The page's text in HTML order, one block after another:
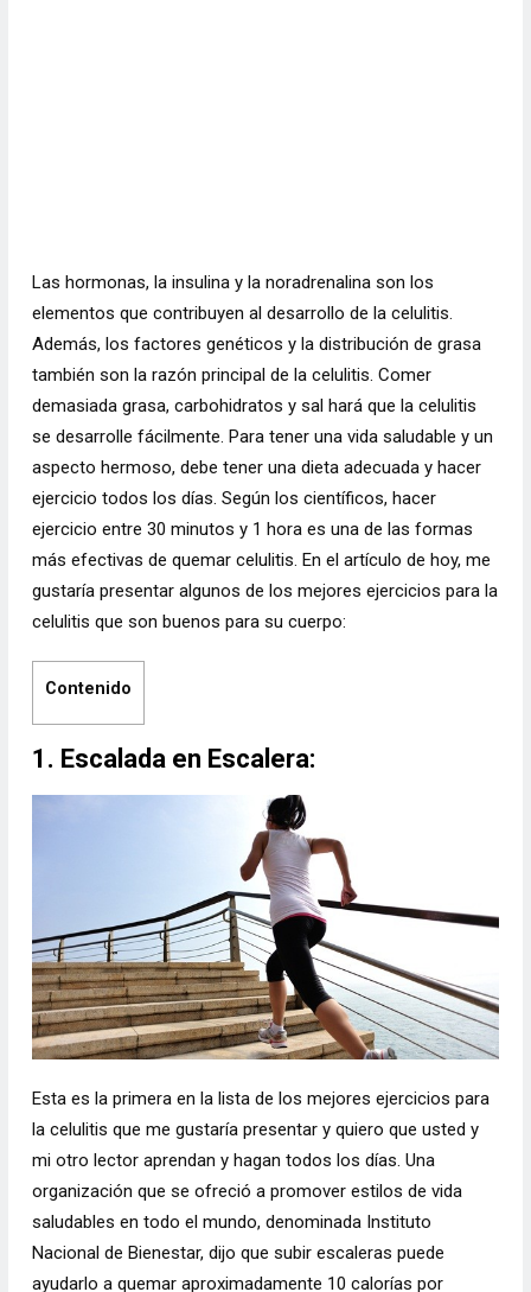
Las hormonas, la insulina y la noradrenalina son los
elementos que contribuyen al desarrollo de la celulitis.
Además, los factores genéticos y la distribución de grasa
también son la razón principal de la celulitis. Comer
demasiada grasa, carbohidratos y sal hará que la celulitis
se desarrolle fácilmente. Para tener una vida saludable y un
aspecto hermoso, debe tener una dieta adecuada y hacer
ejercicio todos los días. Según los científicos, hacer
ejercicio entre 30 minutos y 1 hora es una de las formas
más efectivas de quemar celulitis. En el artículo de hoy, me
gustaría presentar algunos de los mejores ejercicios para la
celulitis que son buenos para su cuerpo:
Contenido
1. Escalada en Escalera:
Esta es la primera en la lista de los mejores ejercicios para
la celulitis que me gustaría presentar y quiero que usted y
mi otro lector aprendan y hagan todos los días. Una
organización que se ofreció a promover estilos de vida
saludables en todo el mundo, denominada Instituto
Nacional de Bienestar, dijo que subir escaleras puede
ayudarlo a quemar aproximadamente 10 calorías por